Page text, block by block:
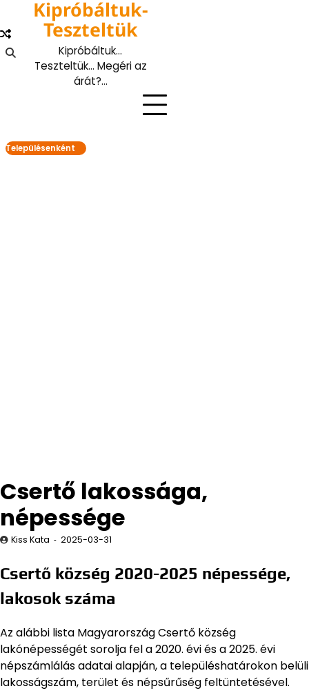
content
Kipróbáltuk-
Teszteltük
Kipróbáltuk…
Teszteltük… Megéri az
árát?…
Településenként
Csertő lakossága,
népessége
Kiss Kata 2025-03-31
Csertő község 2020-2025 népessége,
lakosok száma
Az alábbi lista Magyarország Csertő község
lakónépességét sorolja fel a 2020. évi és a 2025. évi
népszámlálás adatai alapján,a településhatárokon belüli
lakosságszám, terület és népsűrűség feltüntetésével.